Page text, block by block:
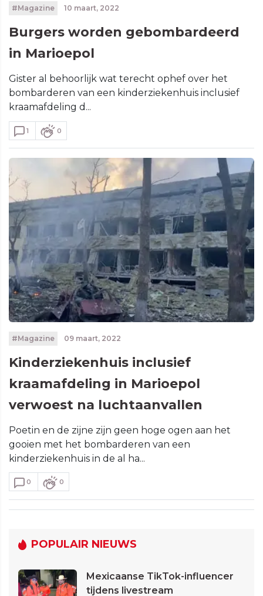
#Magazine 10 maart, 2022
Burgers worden gebombardeerd
in Marioepol
Gister al behoorlijk wat terecht ophef over het
bombarderen van een kinderziekenhuis inclusief
kraamafdeling d...
1 0
#Magazine 09 maart, 2022
Kinderziekenhuis inclusief
kraamafdeling in Marioepol
verwoest na luchtaanvallen
Poetin en de zijne zijn geen hoge ogen aan het
gooien met het bombarderen van een
kinderziekenhuis in de al ha...
0 0
POPULAIR NIEUWS
Mexicaanse TikTok-influencer
tijdens livestream